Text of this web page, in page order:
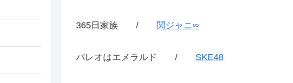
365日家族 / 関ジャニ∞
パレオはエメラルド / SKE48